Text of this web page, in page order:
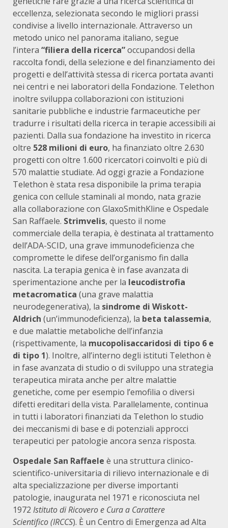
eccellenza, selezionata secondo le migliori prassi
condivise a livello internazionale. Attraverso un
metodo unico nel panorama italiano, segue
l’intera “filiera della ricerca”occupandosi della
raccolta fondi, della selezione e del finanziamento dei
progetti e dell’attività stessa di ricerca portata avanti
nei centri e nei laboratori della Fondazione. Telethon
inoltre sviluppa collaborazioni con istituzioni
sanitarie pubbliche e industrie farmaceutiche per
tradurre i risultati della ricerca in terapie accessibili ai
pazienti. Dalla sua fondazione ha investito in ricerca
oltre 528 milioni di euro, ha finanziato oltre 2.630
progetti con oltre 1.600 ricercatori coinvolti e più di
570 malattie studiate. Ad oggi grazie a Fondazione
Telethon è stata resa disponibile la prima terapia
genica con cellule staminali al mondo, nata grazie
alla collaborazione con GlaxoSmithKline e Ospedale
San Raffaele. Strimvelis, questo il nome
commerciale della terapia, è destinata al trattamento
dell’ADA-SCID, una grave immunodeficienza che
compromette le difese dell’organismo fin dalla
nascita. La terapia genica è in fase avanzata di
sperimentazione anche per la leucodistrofia
metacromatica (una grave malattia
neurodegenerativa), la sindrome di Wiskott-
Aldrich (un’immunodeficienza), la beta talassemia,
e due malattie metaboliche dell’infanzia
(rispettivamente, la mucopolisaccaridosi di tipo 6 e
di tipo 1). Inoltre, all’interno degli istituti Telethon è
in fase avanzata di studio o di sviluppo una strategia
terapeutica mirata anche per altre malattie
genetiche, come per esempio l’emofilia o diversi
difetti ereditari della vista. Parallelamente, continua
in tutti i laboratori finanziati da Telethon lo studio
dei meccanismi di base e di potenziali approcci
terapeutici per patologie ancora senza risposta.
Ospedale San Raffaele è una struttura clinico-
scientifico-universitaria di rilievo internazionale e di
alta specializzazione per diverse importanti
patologie, inaugurata nel 1971 e riconosciuta nel
1972 Istituto di Ricovero e Cura a Carattere
Scientifico(IRCCS). È un Centro di Emergenza ad Alta